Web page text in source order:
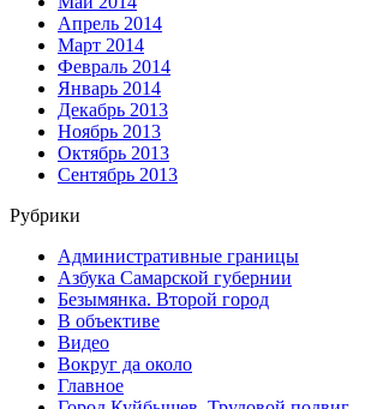
Апрель 2014
Март 2014
Февраль 2014
Январь 2014
Декабрь 2013
Ноябрь 2013
Октябрь 2013
Сентябрь 2013
Рубрики
Административные границы
Азбука Самарской губернии
Безымянка. Второй город
В объективе
Видео
Вокруг да около
Главное